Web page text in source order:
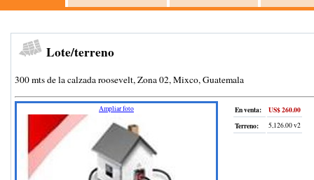
Lote/terreno
300 mts de la calzada roosevelt, Zona 02, Mixco, Guatemala
Ampliar foto En venta:
US$ 260.00
Terreno: 5,126.00 v2